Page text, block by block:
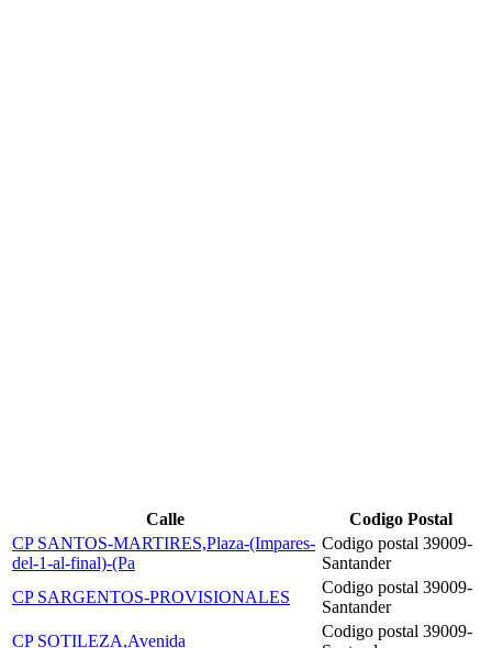
Calle
Codigo Postal
CP SANTOS-MARTIRES,Plaza-(Impares-
del-1-al-final)-(Pa
Codigo postal 39009-
Santander
CP SARGENTOS-PROVISIONALES
Codigo postal 39009-
Santander
CP SOTILEZA,Avenida
Codigo postal 39009-